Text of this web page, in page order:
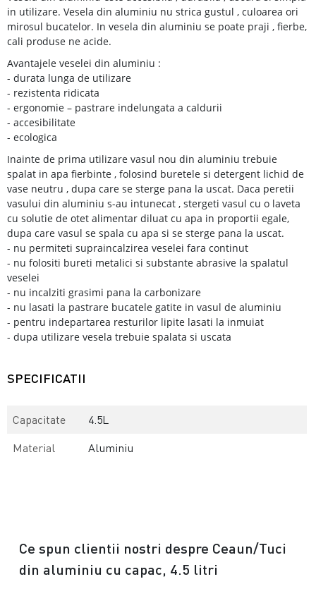
in utilizare. Vesela din aluminiu nu strica gustul , culoarea ori
mirosul bucatelor. In vesela din aluminiu se poate praji , fierbe,
cali produse ne acide.
Avantajele veselei din aluminiu :
- durata lunga de utilizare
- rezistenta ridicata
- ergonomie – pastrare indelungata a caldurii
- accesibilitate
- ecologica
Inainte de prima utilizare vasul nou din aluminiu trebuie
spalat in apa fierbinte , folosind buretele si detergent lichid de
vase neutru , dupa care se sterge pana la uscat. Daca peretii
vasului din aluminiu s-au intunecat , stergeti vasul cu o laveta
cu solutie de otet alimentar diluat cu apa in proportii egale,
dupa care vasul se spala cu apa si se sterge pana la uscat.
- nu permiteti supraincalzirea veselei fara continut
- nu folositi bureti metalici si substante abrasive la spalatul
veselei
- nu incalziti grasimi pana la carbonizare
- nu lasati la pastrare bucatele gatite in vasul de aluminiu
- pentru indepartarea resturilor lipite lasati la inmuiat
- dupa utilizare vesela trebuie spalata si uscata
SPECIFICATII
Capacitate
4.5L
Material
Aluminiu
Ce spun clientii nostri despre Ceaun/Tuci
din aluminiu cu capac, 4.5 litri